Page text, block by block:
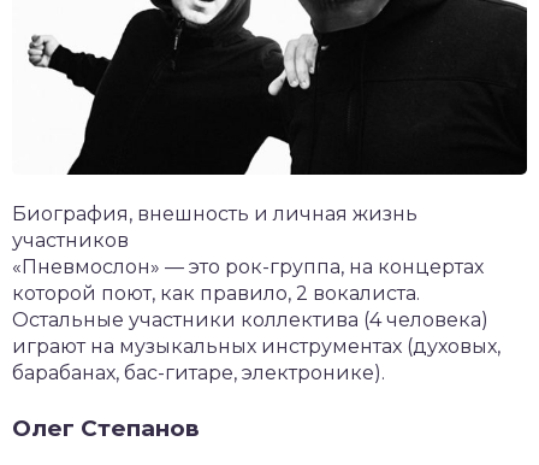
Биография, внешность и личная жизнь
участников
«Пневмослон» — это рок-группа, на концертах
которой поют, как правило, 2 вокалиста.
Остальные участники коллектива (4 человека)
играют на музыкальных инструментах (духовых,
барабанах, бас-гитаре, электронике).
Олег Степанов